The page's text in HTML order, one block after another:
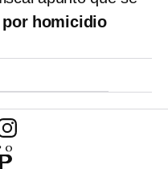
homicidio